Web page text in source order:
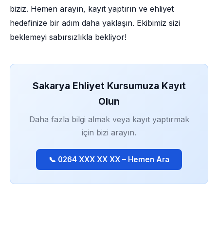
biziz. Hemen arayın, kayıt yaptırın ve ehliyet
hedefinize bir adım daha yaklaşın. Ekibimiz sizi
beklemeyi sabırsızlıkla bekliyor!
Sakarya Ehliyet Kursumuza Kayıt
Olun
Daha fazla bilgi almak veya kayıt yaptırmak
için bizi arayın.
📞 0264 XXX XX XX – Hemen Ara